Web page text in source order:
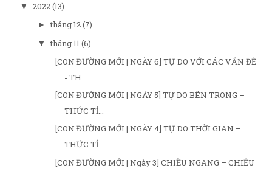
▼ 2022(13)
►tháng 12(7)
▼tháng 11(6)
[CON ĐƯỜNG MỚI | NGÀY 6] TỰ DO VỚI CÁC VẤN ĐỀ
- TH...
[CON ĐƯỜNG MỚI | NGÀY 5] TỰ DO BÊN TRONG –
THỨC TỈ...
[CON ĐƯỜNG MỚI | NGÀY 4] TỰ DO THỜI GIAN –
THỨC TỈ...
[CON ĐƯỜNG MỚI | Ngày 3] CHIỀU NGANG – CHIỀU